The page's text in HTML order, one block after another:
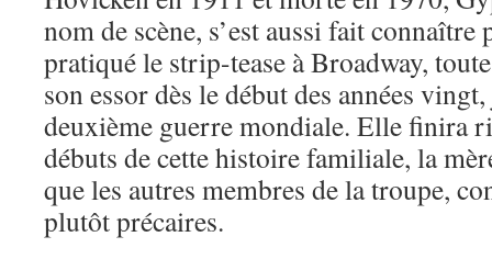
nom de scène, s’est aussi fait
pratiqué le strip-tease à Broadway,
son essor dès le début des années
deuxième guerre mondiale. Elle finira
débuts de cette histoire familiale, la
que les autres membres de la troupe,
plutôt précaires.